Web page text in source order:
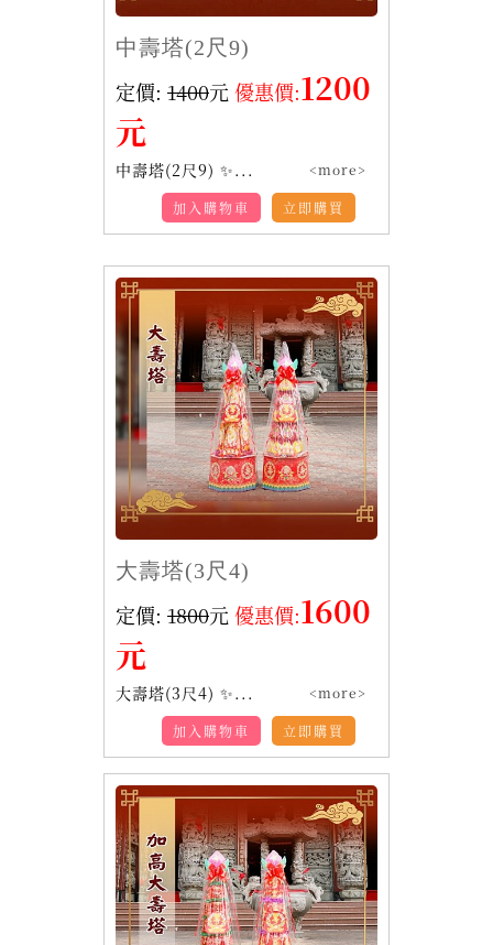
中壽塔(2尺9)
定價: 1400元 優惠價:1200
元
中壽塔(2尺9) ✨... <more>
立即購買
加入購物車
大壽塔(3尺4)
定價: 1800元 優惠價:1600
元
大壽塔(3尺4) ✨... <more>
立即購買
加入購物車